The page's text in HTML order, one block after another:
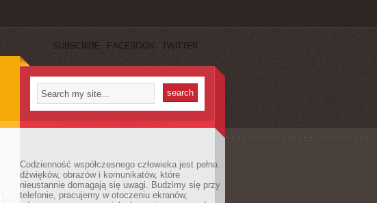
SUBSCRIBE FACEBOOK TWITTER
Codzienność współczesnego człowieka jest pełna
dźwięków, obrazów i komunikatów, które
nieustannie domagają się uwagi. Budzimy się przy
telefonie, pracujemy w otoczeniu ekranów,